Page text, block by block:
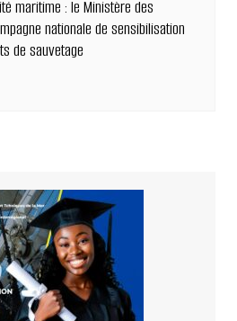
maritime : le Ministère des
nationale de sensibilisation
de sauvetage